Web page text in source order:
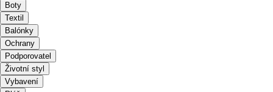
Boty
Textil
Balónky
Ochrany
Podporovatel
Životní styl
Vybavení